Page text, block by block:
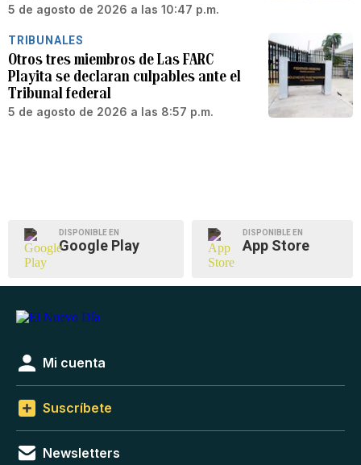
5 de agosto de 2026 a las 10:47 p.m.
TRIBUNALES
Otros tres miembros de Las FARC
Playita se declaran culpables ante el
Tribunal federal
5 de agosto de 2026 a las 8:57 p.m.
DISPONIBLE EN
Google Play
DISPONIBLE EN
App Store
Mi cuenta
Suscríbete
Newsletters